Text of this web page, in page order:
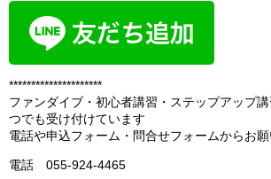
*********************
ファンダイブ・初心者講習・ステップアップ
つでも受け付けています
電話や申込フォーム・問合せフォームからお願
電話 055-924-4465